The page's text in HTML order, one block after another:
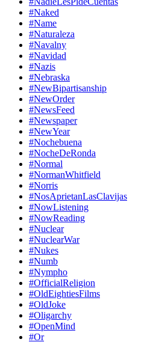
#Naked
#Name
#Naturaleza
#Navalny
#Navidad
#Nazis
#Nebraska
#NewBipartisanship
#NewOrder
#NewsFeed
#Newspaper
#NewYear
#Nochebuena
#NocheDeRonda
#Normal
#NormanWhitfield
#Norris
#NosAprietanLasClavijas
#NowListening
#NowReading
#Nuclear
#NuclearWar
#Nukes
#Numb
#Nympho
#OfficialReligion
#OldEightiesFilms
#OldJoke
#Oligarchy
#OpenMind
#Or